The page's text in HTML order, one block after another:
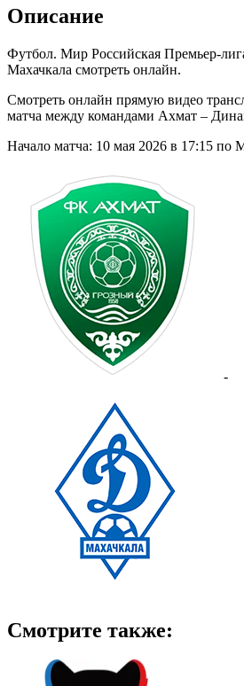
Описание
Футбол. Мир Российская Премьер-
Махачкала смотреть онлайн.
Смотреть онлайн прямую видео
матча между командами Ахмат –
Начало матча: 10 мая 2026 в 17:15 по
-
Смотрите также: